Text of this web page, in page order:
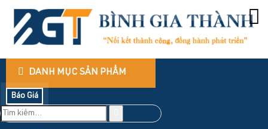
DANH MỤC SẢN PHẨM
Báo Giá